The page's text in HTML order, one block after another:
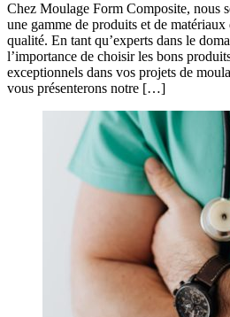
Chez Moulage Form Composite, nous
une gamme de produits et de
qualité. En tant qu’experts dans le
l’importance de choisir les bons
exceptionnels dans vos projets de
vous présenterons notre […]